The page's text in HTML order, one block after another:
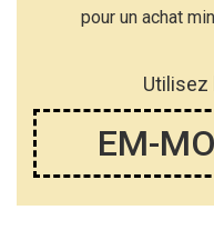
pour un achat
Utilisez
EM-